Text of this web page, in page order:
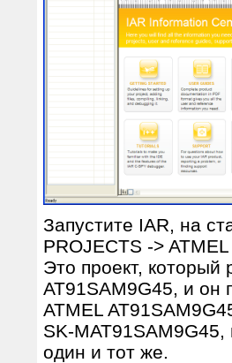
Запустите IAR, на
PROJECTS ->
Это проект, который
AT91SAM9G45, и он
ATMEL
SK-MAT91SAM9G45,
один и тот же.